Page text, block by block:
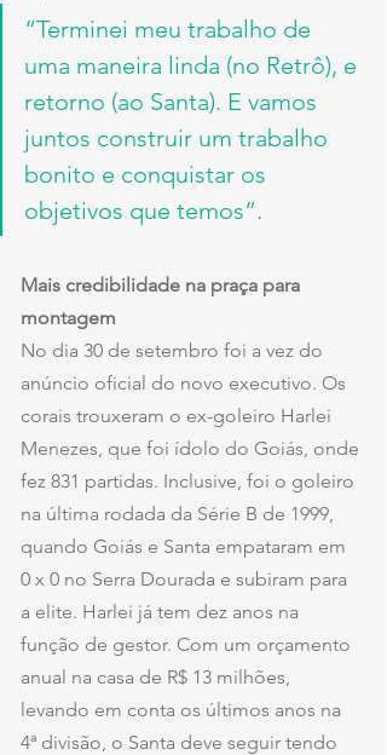
“Terminei meu trabalho de
uma maneira linda (no Retrô), e
retorno (ao Santa). E vamos
juntos construir um trabalho
bonito e conquistar os
objetivos que temos”.
Mais credibilidade na praça para
montagem
No dia 30 de setembro foi a vez do
anúncio oficial do novo executivo. Os
corais trouxeram o ex-goleiro Harlei
Menezes, que foi ídolo do Goiás, onde
fez 831 partidas. Inclusive, foi o goleiro
na última rodada da Série B de 1999,
quando Goiás e Santa empataram em
0 x 0 no Serra Dourada e subiram para
a elite. Harlei já tem dez anos na
função de gestor. Com um orçamento
anual na casa de R$ 13 milhões,
levando em conta os últimos anos na
4ª divisão, o Santa deve seguir tendo